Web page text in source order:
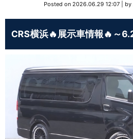
Posted on 2026.06.29 12:07 by
CRS横浜🔥展示車情報🔥～